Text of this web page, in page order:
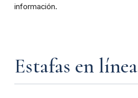
información.
Estafas en línea